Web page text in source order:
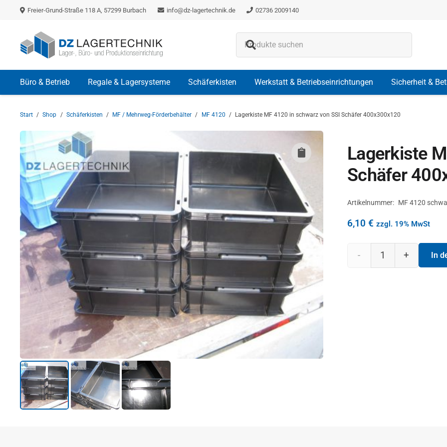
Freier-Grund-Straße 118 A, 57299 Burbach info@dz-lagertechnik.de 02736 2009140
Büro & Betrieb Regale & Lagersysteme Schäferkisten Werkstatt & Betriebseinrichtungen Sicherheit &
Start / Shop / Schäferkisten / MF / Mehrweg-Förderbehälter / MF 4120 / Lagerkiste MF 4120 in schwarz von SSI Schäfer 400x300x120
Lagerkiste
Schäfer
Artikelnummer: MF 4120
6,10 € zzgl. 19% MwSt
Lagerkiste In